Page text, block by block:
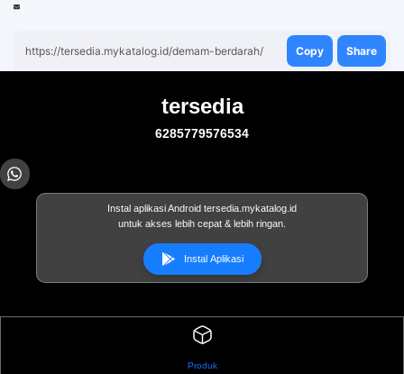
https://tersedia.mykatalog.id/demam-berdarah/ Copy Share
tersedia
6285779576534
Instal aplikasi Android tersedia.mykatalog.id
untuk akses lebih cepat & lebih ringan.
Instal Aplikasi
Produk